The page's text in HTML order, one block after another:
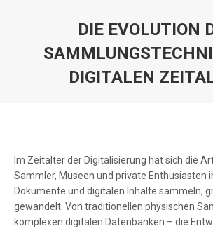
DIE EVOLUTION
DIGITALEN
Im Zeitalter der Digitalisierung hat sich die
Sammler, Museen und private Enthusiasten
Dokumente und digitalen Inhalte sammeln,
gewandelt. Von traditionellen physischen
komplexen digitalen Datenbanken – die